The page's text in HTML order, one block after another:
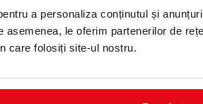
a personaliza conținutul și
asemenea, le oferim partenerilor de
care folosiți site-ul nostru.
Suport gri deschis pentru
monitor Premium Fellowes
(pret cu TVA)